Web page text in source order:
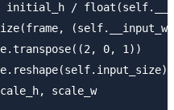
initial_h /
0, 1))
scale_w